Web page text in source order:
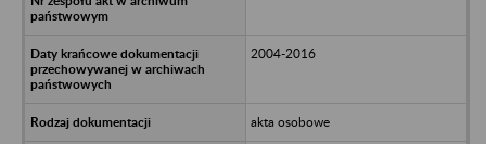
2004-2016
akta osobowe